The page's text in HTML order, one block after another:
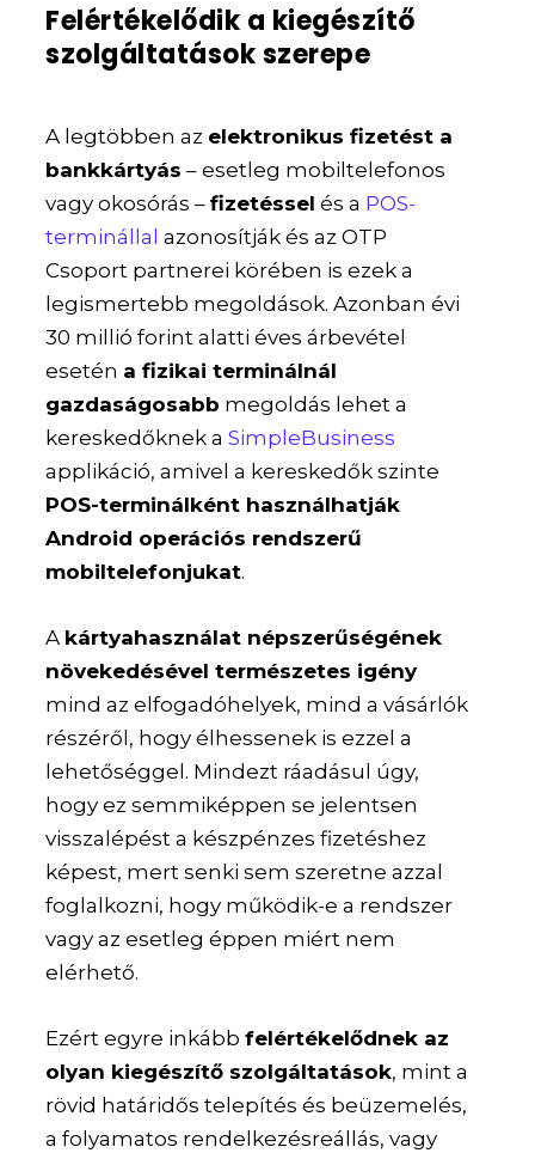
Felértékelődik a kiegészítő
szolgáltatások szerepe
A legtöbben az elektronikus fizetést a
bankkártyás – esetleg mobiltelefonos
vagy okosórás –fizetéssel és a POS-
terminállal azonosítják és az OTP
Csoport partnerei körében is ezek a
legismertebb megoldások. Azonban évi
30 millió forint alatti éves árbevétel
esetén a fizikai terminálnál
gazdaságosabb megoldás lehet a
kereskedőknek aSimpleBusiness
applikáció, amivel a kereskedők szinte
POS-terminálként használhatják
Android operációs rendszerű
mobiltelefonjukat.
A kártyahasználat népszerűségének
növekedésével természetes igény
mind az elfogadóhelyek, mind a vásárlók
részéről, hogy élhessenek is ezzel a
lehetőséggel. Mindezt ráadásul úgy,
hogy ez semmiképpen se jelentsen
visszalépést a készpénzes fizetéshez
képest, mert senki sem szeretne azzal
foglalkozni, hogy működik-e a rendszer
vagy az esetleg éppen miért nem
elérhető.
Ezért egyre inkábbfelértékelődnek az
olyan kiegészítő szolgáltatások, mint a
rövid határidős telepítés és beüzemelés,
a folyamatos rendelkezésreállás, vagy